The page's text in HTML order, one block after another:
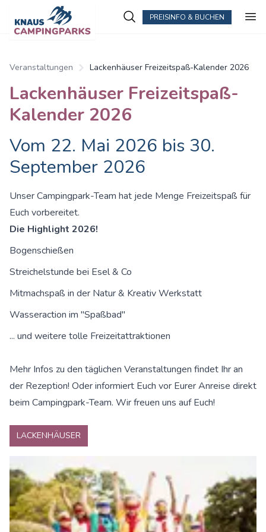
PREISINFO & BUCHEN
Veranstaltungen Lackenhäuser Freizeitspaß-Kalender 2026
Lackenhäuser Freizeitspaß-
Kalender 2026
Vom 22. Mai 2026 bis 30.
September 2026
Unser Campingpark-Team hat jede Menge Freizeitspaß für
Euch vorbereitet.
Die Highlight 2026!
Bogenschießen
Streichelstunde bei Esel & Co
Mitmachspaß in der Natur & Kreativ Werkstatt
Wasseraction im "Spaßbad"
... und weitere tolle Freizeitattraktionen
Mehr Infos zu den täglichen Veranstaltungen findet Ihr an
der Rezeption! Oder informiert Euch vor Eurer Anreise direkt
beim Campingpark-Team. Wir freuen uns auf Euch!
LACKENHÄUSER